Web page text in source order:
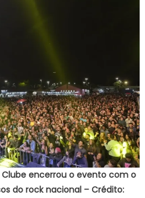
encerrou o evento com o
do rock nacional – Crédito: